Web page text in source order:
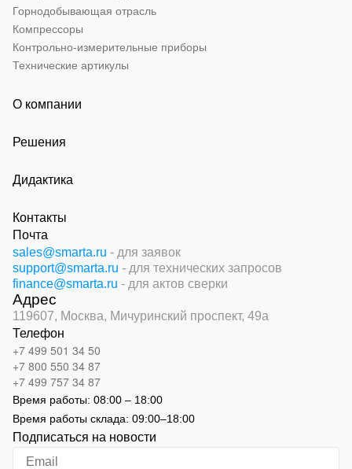
Горнодобывающая отрасль
Компрессоры
Контрольно-измерительные приборы
Технические артикулы
О компании
Решения
Дидактика
Контакты
Почта
sales@smarta.ru - для заявок
support@smarta.ru - для технических запросов
finance@smarta.ru - для актов сверки
Адрес
119607, Москва, Мичуринский проспект, 49а
Телефон
+7 499 501 34 50
+7 800 550 34 87
+7 499 757 34 87
Время работы: 08:00 – 18:00
Время работы склада: 09:00–18:00
Подписаться на новости